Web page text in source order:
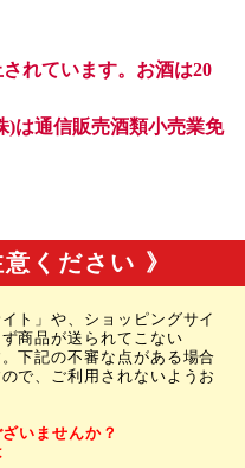
ください 》
ト」や、ショッピングサイ
商品が送られてこない
下記の不審な点がある場合
で、ご利用されないようお
いませんか？